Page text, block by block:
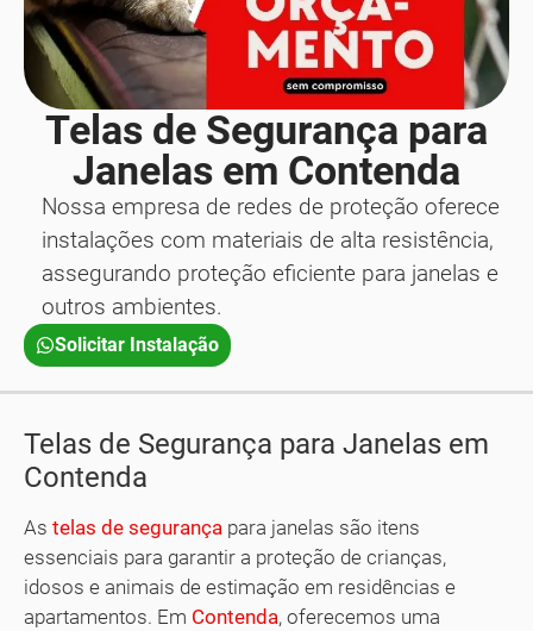
Telas de Segurança para
Janelas em Contenda
Nossa empresa de redes de proteção oferece
instalações com materiais de alta resistência,
assegurando proteção eficiente para janelas e
outros ambientes.
Solicitar Instalação
Telas de Segurança para Janelas em
Contenda
As telas de segurança para janelas são itens
essenciais para garantir a proteção de crianças,
idosos e animais de estimação em residências e
apartamentos. Em Contenda, oferecemos uma